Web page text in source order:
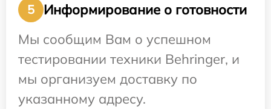
5
Информирование о готовности
Мы сообщим Вам о успешном
тестировании техники Behringer, и
мы организуем доставку по
указанному адресу.